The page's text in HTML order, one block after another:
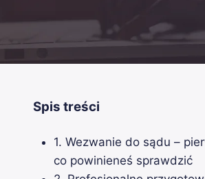
Spis treści
1. Wezwanie do sądu –
co powinieneś sprawdzić